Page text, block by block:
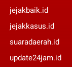
jejakbaik.id
jejakkasus.id
suaradaerah.id
update24jam.id